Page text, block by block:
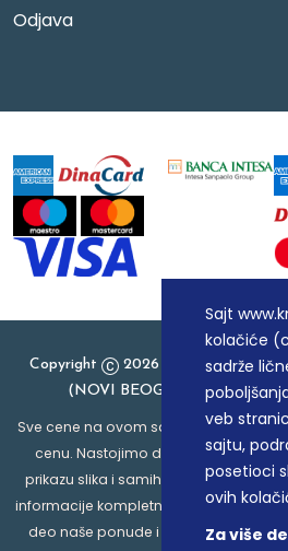
Sajt
kolačiće
sadrže
veb
sajtu,
posetioci
ovih
Za više
Odjava
Copyright
2026 Knjizara.com -
(NOVI BEOGRAD), PIB:
Sve cene na ovom sajtu iskazane su u
cenu. Nastojimo da budemo što
prikazu slika i samih cena, ali ne
informacije kompletne i bez grešaka.
deo naše ponude i ne podrazumeva